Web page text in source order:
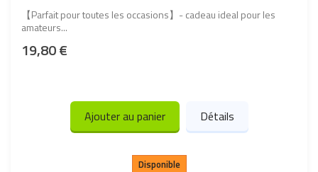
【Parfait pour toutes les occasions】- cadeau ideal pour les
amateurs...
19,80 €
Ajouter au panier Détails
Disponible